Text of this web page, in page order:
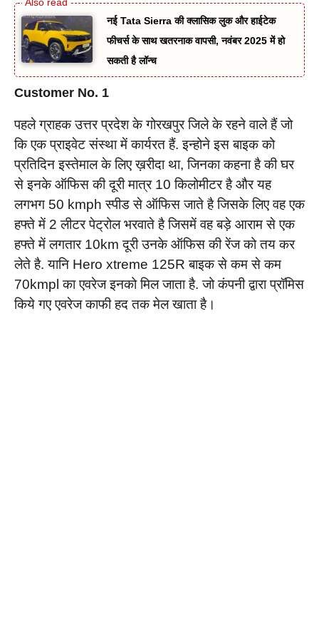
नई Tata Sierra की क्लासिक लुक और हाईटेक
फीचर्स के साथ खतरनाक वापसी, नवंबर 2025 में हो
सकती है लॉन्च
Customer No. 1
पहले ग्राहक उत्तर प्रदेश के गोरखपुर जिले के रहने वाले हैं जो
कि एक प्राइवेट संस्था में कार्यरत हैं. इन्होने इस बाइक को
प्रतिदिन इस्तेमाल के लिए ख़रीदा था, जिनका कहना है की घर
से इनके ऑफिस की दूरी मात्र 10 किलोमीटर है और यह
लगभग 50 kmph स्पीड से ऑफिस जाते है जिसके लिए वह एक
हफ्ते में 2 लीटर पेट्रोल भरवाते है जिसमें वह बड़े आराम से एक
हफ्ते में लगतार 10km दूरी उनके ऑफिस की रेंज को तय कर
लेते है. यानि Hero xtreme 125R बाइक से कम से कम
70kmpl का एवरेज इनको मिल जाता है. जो कंपनी द्वारा प्रॉमिस
किये गए एवरेज काफी हद तक मेल खाता है।